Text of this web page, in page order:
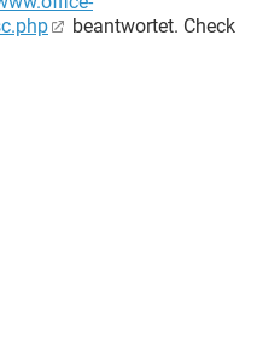
beantwortet. Check